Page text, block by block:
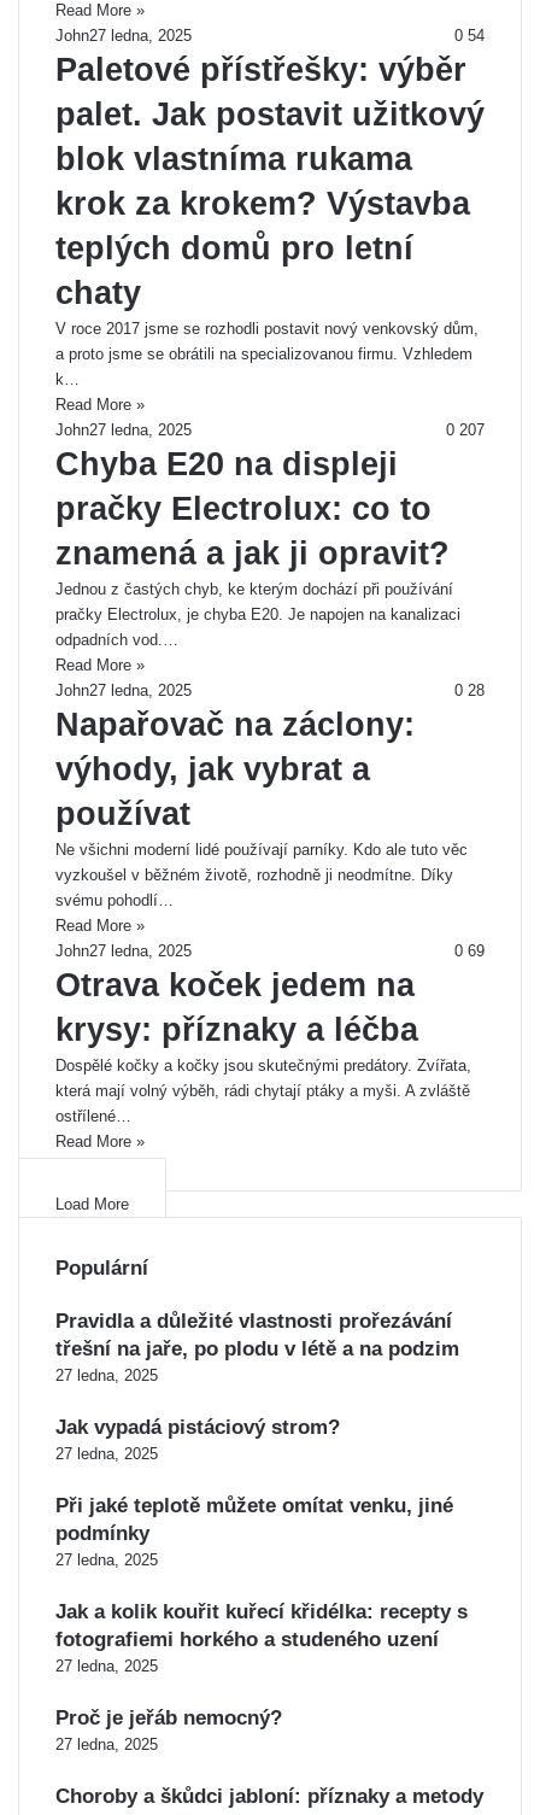
Read More »
John27 ledna, 2025 0 54
Paletové přístřešky: výběr
palet. Jak postavit užitkový
blok vlastníma rukama
krok za krokem? Výstavba
teplých domů pro letní
chaty
V roce 2017 jsme se rozhodli postavit nový venkovský dům,
a proto jsme se obrátili na specializovanou firmu. Vzhledem
k…
Read More »
John27 ledna, 2025 0 207
Chyba E20 na displeji
pračky Electrolux: co to
znamená a jak ji opravit?
Jednou z častých chyb, ke kterým dochází při používání
pračky Electrolux, je chyba E20. Je napojen na kanalizaci
odpadních vod.…
Read More »
John27 ledna, 2025 0 28
Napařovač na záclony:
výhody, jak vybrat a
používat
Ne všichni moderní lidé používají parníky. Kdo ale tuto věc
vyzkoušel v běžném životě, rozhodně ji neodmítne. Díky
svému pohodlí…
Read More »
John27 ledna, 2025 0 69
Otrava koček jedem na
krysy: příznaky a léčba
Dospělé kočky a kočky jsou skutečnými predátory. Zvířata,
která mají volný výběh, rádi chytají ptáky a myši. A zvláště
ostřílené…
Read More »
Load More
Populární
Pravidla a důležité vlastnosti prořezávání
třešní na jaře, po plodu v létě a na podzim
27 ledna, 2025
Jak vypadá pistáciový strom?
27 ledna, 2025
Při jaké teplotě můžete omítat venku, jiné
podmínky
27 ledna, 2025
Jak a kolik kouřit kuřecí křidélka: recepty s
fotografiemi horkého a studeného uzení
27 ledna, 2025
Proč je jeřáb nemocný?
27 ledna, 2025
Choroby a škůdci jabloní: příznaky a metody